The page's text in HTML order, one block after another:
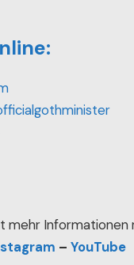
mehr Informationen
–YouTube